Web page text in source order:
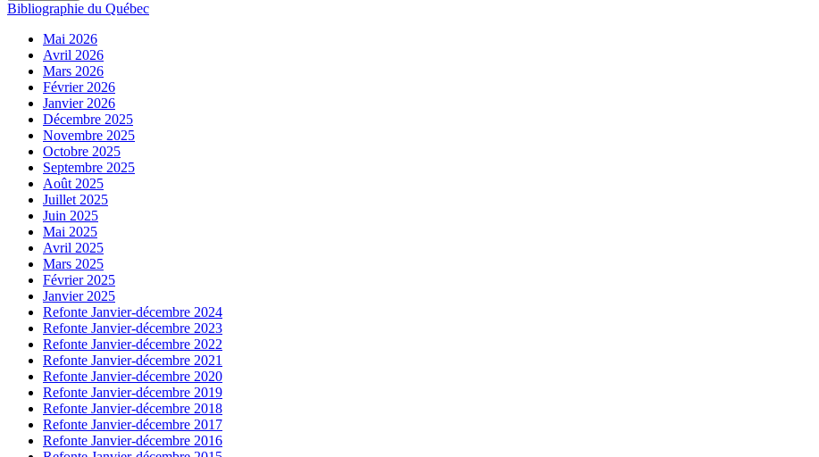
Bibliographie du Québec
Mai 2026
Avril 2026
Mars 2026
Février 2026
Janvier 2026
Décembre 2025
Novembre 2025
Octobre 2025
Septembre 2025
Août 2025
Juillet 2025
Juin 2025
Mai 2025
Avril 2025
Mars 2025
Février 2025
Janvier 2025
Refonte Janvier-décembre 2024
Refonte Janvier-décembre 2023
Refonte Janvier-décembre 2022
Refonte Janvier-décembre 2021
Refonte Janvier-décembre 2020
Refonte Janvier-décembre 2019
Refonte Janvier-décembre 2018
Refonte Janvier-décembre 2017
Refonte Janvier-décembre 2016